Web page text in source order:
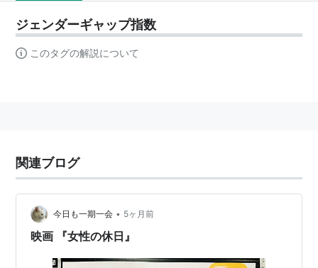
ジェンダーギャップ指数
このタグの解説について
関連ブログ
今日も一期一会 • 5ヶ月前
映画 『女性の休日』